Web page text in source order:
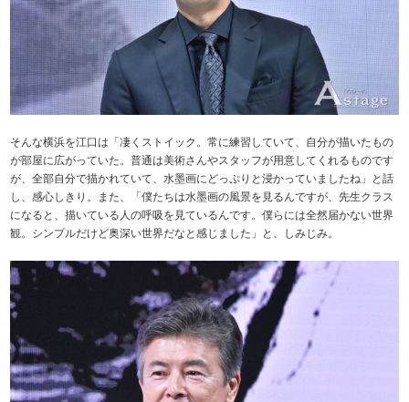
そんな横浜を江口は「凄くストイック。常に練習していて、自分が描いたもの
が部屋に広がっていた。普通は美術さんやスタッフが用意してくれるものです
が、全部自分で描かれていて、水墨画にどっぷりと浸かっていましたね」と話
し、感心しきり。また、「僕たちは水墨画の風景を見るんですが、先生クラス
になると、描いている人の呼吸を見ているんです。僕らには全然届かない世界
観。シンプルだけど奥深い世界だなと感じました」と、しみじみ。